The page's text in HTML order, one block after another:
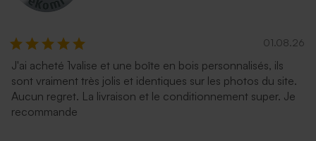
01.08.26
J'ai acheté 1valise et une boîte en bois personnalisés, ils
sont vraiment très jolis et identiques sur les photos du site.
Aucun regret. La livraison et le conditionnement super. Je
recommande